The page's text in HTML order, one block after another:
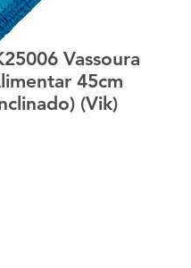
Vassoura
45cm
(Vik)